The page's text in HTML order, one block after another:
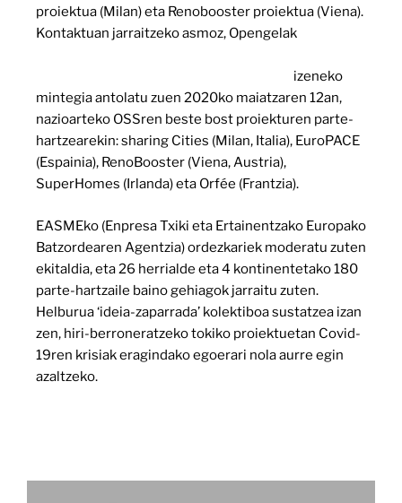
proiektua (Milan) eta Renobooster proiektua (Viena).
Kontaktuan jarraitzeko asmoz, Opengelak
izeneko
mintegia antolatu zuen 2020ko maiatzaren 12an,
nazioarteko OSSren beste bost proiekturen parte-
hartzearekin: sharing Cities (Milan, Italia), EuroPACE
(Espainia), RenoBooster (Viena, Austria),
SuperHomes (Irlanda) eta Orfée (Frantzia).
EASMEko (Enpresa Txiki eta Ertainentzako Europako
Batzordearen Agentzia) ordezkariek moderatu zuten
ekitaldia, eta 26 herrialde eta 4 kontinentetako 180
parte-hartzaile baino gehiagok jarraitu zuten.
Helburua ‘ideia-zaparrada’ kolektiboa sustatzea izan
zen, hiri-berroneratzeko tokiko proiektuetan Covid-
19ren krisiak eragindako egoerari nola aurre egin
azaltzeko.